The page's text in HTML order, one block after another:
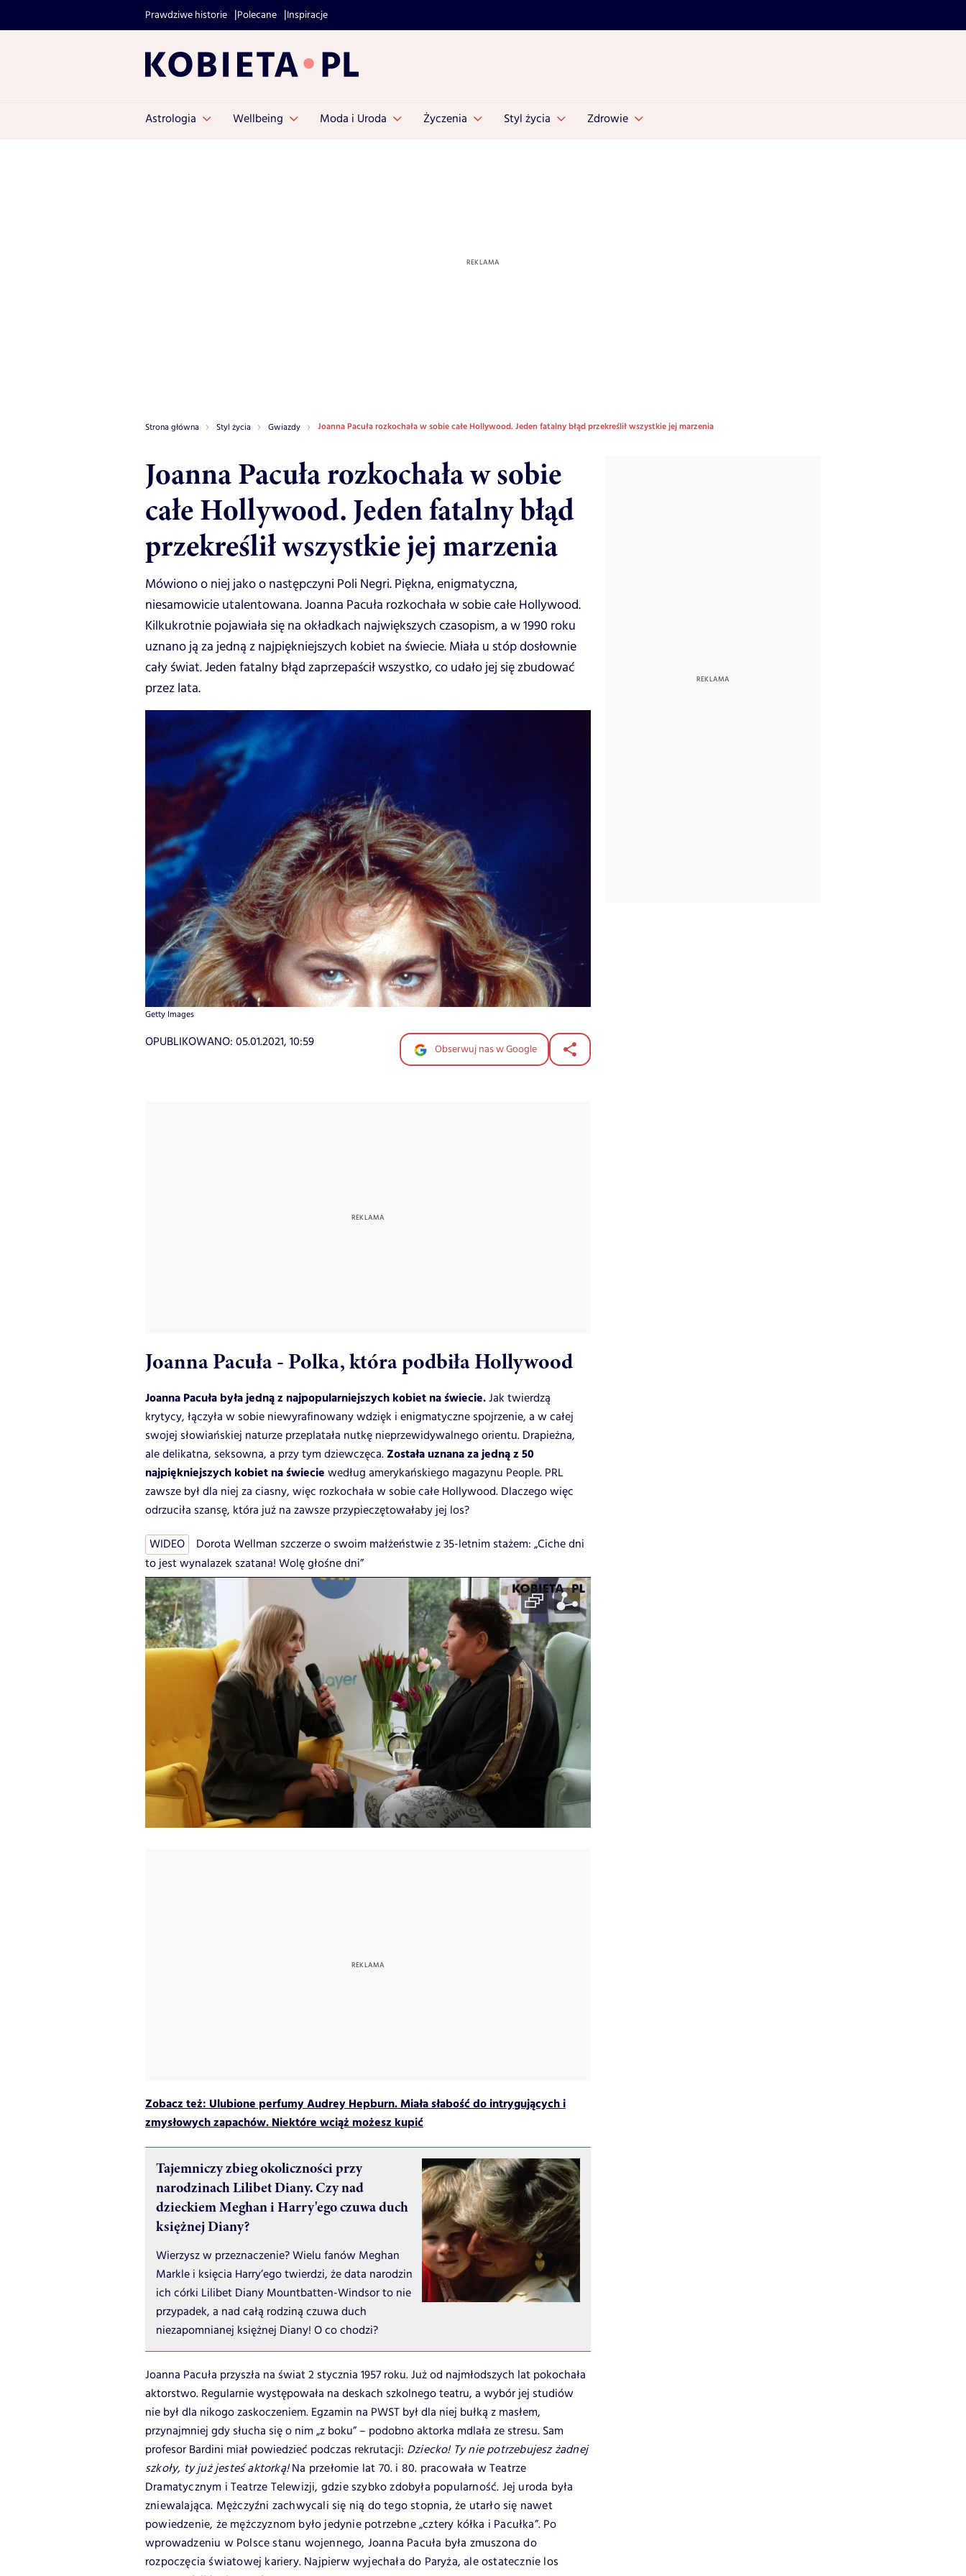
Prawdziwe historie Polecane Inspiracje
Astrologia Wellbeing Moda i Uroda Życzenia Styl życia Zdrowie
Strona główna Styl życia Gwiazdy Joanna Pacuła rozkochała w sobie całe Hollywood. Jeden fatalny błąd przekreślił wszystkie jej marzenia
Joanna Pacuła rozkochała w sobie
całe Hollywood. Jeden fatalny błąd
przekreślił wszystkie jej marzenia
Mówiono o niej jako o następczyni Poli Negri. Piękna, enigmatyczna,
niesamowicie utalentowana. Joanna Pacuła rozkochała w sobie całe Hollywood.
Kilkukrotnie pojawiała się na okładkach największych czasopism, a w 1990 roku
uznano ją za jedną z najpiękniejszych kobiet na świecie. Miała u stóp dosłownie
cały świat. Jeden fatalny błąd zaprzepaścił wszystko, co udało jej się zbudować
przez lata.
Getty Images
OPUBLIKOWANO: 05.01.2021, 10:59 Obserwuj nas w Google
Joanna Pacuła - Polka, która podbiła Hollywood
Joanna Pacuła była jedną z najpopularniejszych kobiet na świecie.Jak twierdzą
krytycy, łączyła w sobie niewyrafinowany wdzięk i enigmatyczne spojrzenie, a w całej
swojej słowiańskiej naturze przeplatała nutkę nieprzewidywalnego orientu. Drapieżna,
ale delikatna, seksowna, a przy tym dziewczęca. Została uznana za jedną z 50
najpiękniejszych kobiet na świecie według amerykańskiego magazynu People. PRL
zawsze był dla niej za ciasny, więc rozkochała w sobie całe Hollywood. Dlaczego więc
odrzuciła szansę, która już na zawsze przypieczętowałaby jej los?
WIDEO
Dorota Wellman szczerze o swoim małżeństwie z 35-letnim stażem: „Ciche dni
to jest wynalazek szatana! Wolę głośne dni”
Zobacz też:Ulubione perfumy Audrey Hepburn. Miała słabość do intrygujących i
zmysłowych zapachów. Niektóre wciąż możesz kupić
Tajemniczy zbieg okoliczności przy
narodzinach Lilibet Diany. Czy nad
dzieckiem Meghan i Harry'ego czuwa duch
księżnej Diany?
Wierzysz w przeznaczenie? Wielu fanów Meghan
Markle i księcia Harry’ego twierdzi, że data narodzin
ich córki Lilibet Diany Mountbatten-Windsor to nie
przypadek, a nad całą rodziną czuwa duch
niezapomnianej księżnej Diany! O co chodzi?
Joanna Pacuła przyszła na świat 2 stycznia 1957 roku. Już od najmłodszych lat pokochała
aktorstwo. Regularnie występowała na deskach szkolnego teatru, a wybór jej studiów
nie był dla nikogo zaskoczeniem. Egzamin na PWST był dla niej bułką z masłem,
przynajmniej gdy słucha się o nim „z boku” – podobno aktorka mdlała ze stresu. Sam
profesor Bardini miał powiedzieć podczas rekrutacji: Dziecko! Ty nie potrzebujesz żadnej
szkoły, ty już jesteś aktorką!Na przełomie lat 70. i 80. pracowała w Teatrze
Dramatycznym i Teatrze Telewizji, gdzie szybko zdobyła popularność. Jej uroda była
zniewalająca. Mężczyźni zachwycali się nią do tego stopnia, że utarło się nawet
powiedzenie, że mężczyznom było jedynie potrzebne „cztery kółka i Pacułka”. Po
wprowadzeniu w Polsce stanu wojennego, Joanna Pacuła była zmuszona do
rozpoczęcia światowej kariery. Najpierw wyjechała do Paryża, ale ostatecznie los